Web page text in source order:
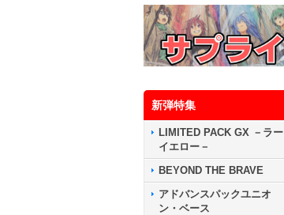
新弾特集
LIMITED PACK GX －ラー
イエロー－
BEYOND THE BRAVE
アドバンスパックユニオ
ン・ベース